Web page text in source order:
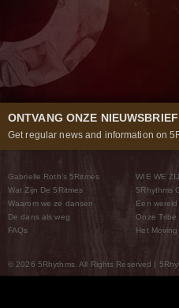
ONTVANG ONZE NIEUWSBRIEF
Get regular news and information on
Gabrielle Roth’s 5Ritmes
Wat Zijn De 5Ritmes
Waarom we ze dansen
De dans als weg
FAQs
WIE WE
5Rhythms
Een
Onze Tribe
Het
© 2026 5Rhythms. All Rights Reserved |